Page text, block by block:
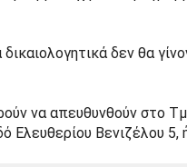
δεν θα
να απευθυνθούν στο
Ελευθερίου Βενιζέλου 5,